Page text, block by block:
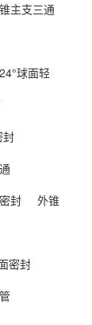
主支三通
球面轻
封
封
外锥
密封